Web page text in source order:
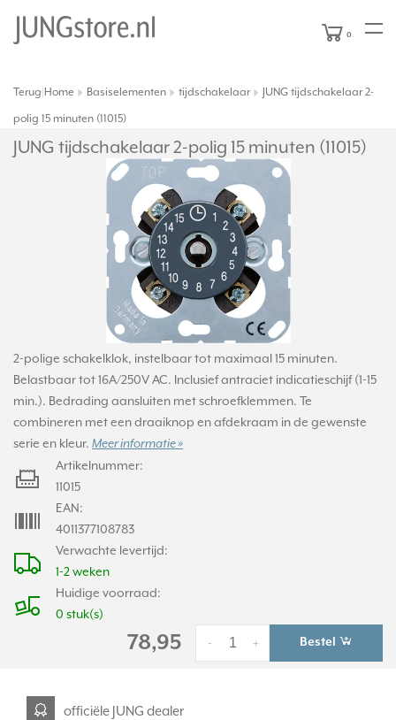
0
Terug Home Basiselementen tijdschakelaar JUNG tijdschakelaar 2-
polig 15 minuten (11015)
JUNG tijdschakelaar 2-polig 15 minuten (11015)
2-polige schakelklok, instelbaar tot maximaal 15 minuten.
Belastbaar tot 16A/250V AC. Inclusief antraciet indicatieschijf (1-15
min.). Bedrading aansluiten met schroefklemmen. Te
combineren met een draaiknop en afdekraam in de gewenste
serie en kleur. Meer informatie »
Verwachte levertijd:
1-2 weken
Huidige voorraad:
0 stuk(s)
Artikelnummer:
11015
EAN:
4011377108783
78,95 +
- Bestel
officiële JUNG dealer